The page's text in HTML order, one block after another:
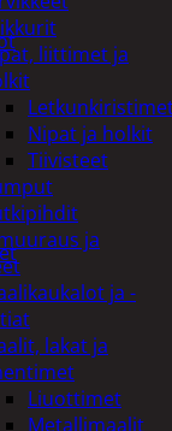
liittimet ja
Nipat ja holkit
Tiivisteet
ja
ja -
lakat ja
Liuottimet
Metallimaalit